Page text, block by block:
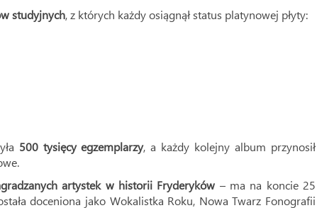
studyjnych, z których każdy osiągnął status platynowej płyty:
500 tysięcy egzemplarzy, a każdy kolejny album przynosił
artystek w historii Fryderyków – ma na koncie 25
doceniona jako Wokalistka Roku, Nowa Twarz Fonografii